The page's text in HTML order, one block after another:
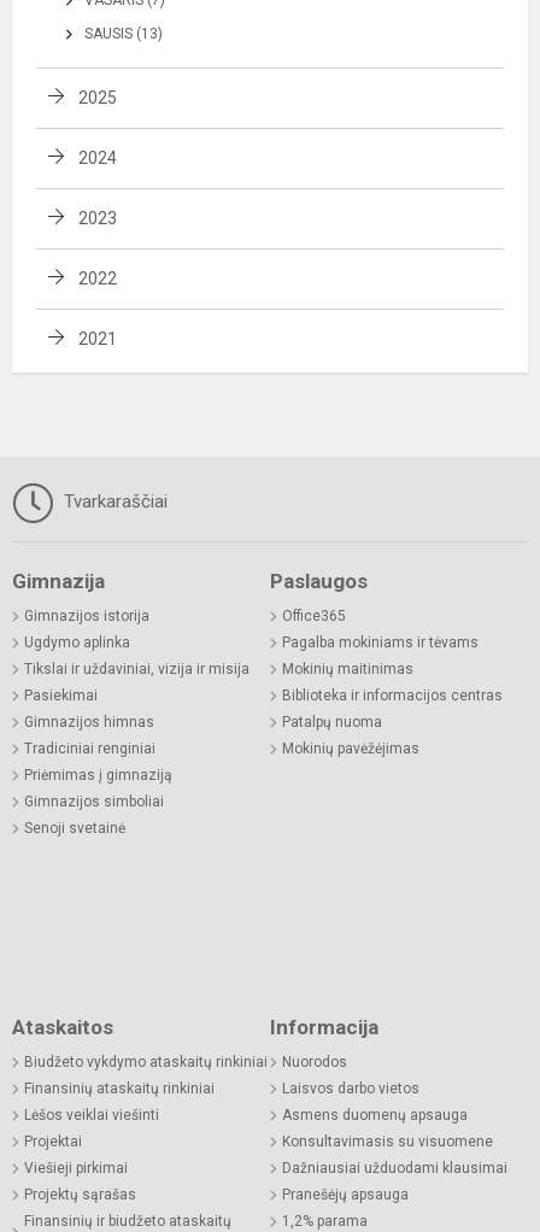
SAUSIS (13)
2025
2024
2023
2022
2021
Tvarkaraščiai
Gimnazija
Gimnazijos istorija
Ugdymo aplinka
Tikslai ir uždaviniai, vizija ir misija
Pasiekimai
Gimnazijos himnas
Tradiciniai renginiai
Priėmimas į gimnaziją
Gimnazijos simboliai
Senoji svetainė
Paslaugos
Office365
Pagalba mokiniams ir tėvams
Mokinių maitinimas
Biblioteka ir informacijos centras
Patalpų nuoma
Mokinių pavėžėjimas
Ataskaitos
Biudžeto vykdymo ataskaitų rinkiniai
Finansinių ataskaitų rinkiniai
Lėšos veiklai viešinti
Projektai
Viešieji pirkimai
Projektų sąrašas
Finansinių ir biudžeto ataskaitų
Informacija
Nuorodos
Laisvos darbo vietos
Asmens duomenų apsauga
Konsultavimasis su visuomene
Dažniausiai užduodami klausimai
Pranešėjų apsauga
1,2% parama